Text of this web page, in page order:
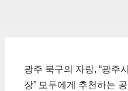
광주 북구의 자랑, “광주
장” 모두에게 추천하는